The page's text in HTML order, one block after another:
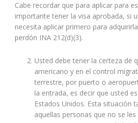
Cabe recordar que para aplicar para
importante tener la visa aprobada, si
necesita aplicar primero para
perdón INA 212(d)(3).
Usted debe tener la certeza de
americano y en el control
terrestre, por puerto o
la entrada, es decir que usted
Estados Unidos. Esta situación
aquellas personas que no se